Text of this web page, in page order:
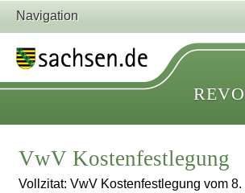
Navigation
VwV Kostenfestlegung
Vollzitat: VwV Kostenfestlegung vom